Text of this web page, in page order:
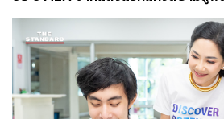
ที่สุดของโลก
เมือง ผ่าน MEA SPARK